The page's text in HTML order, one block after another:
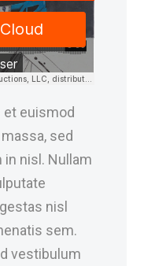
euismod
sed
nisl. Nullam
nisl
sem.
vestibulum